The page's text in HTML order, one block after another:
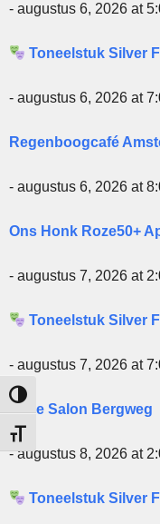
Keuze voor hoog
Kies grootte van het
- augustus 6, 2026 at
Toneelstuk Silver
- augustus 6, 2026 at
Regenboogcafé
- augustus 6, 2026 at
Ons Honk Roze50+
- augustus 7, 2026 at
Toneelstuk Silver
- augustus 7, 2026 at
Roze Salon Bergweg
- augustus 8, 2026 at
Toneelstuk Silver